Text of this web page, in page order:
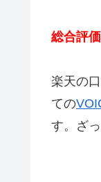
総合評
楽天の
ての
す。ざ